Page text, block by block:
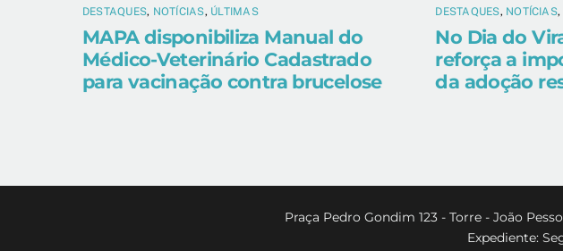
DESTAQUES, NOTÍCIAS, ÚLTIMAS
MAPA disponibiliza Manual do
Médico-Veterinário Cadastrado
para vacinação contra brucelose
DESTAQUES, NOTÍCIAS,
No Dia do
reforça a
da adoção
Praça Pedro Gondim 123 - Torre - João
Expediente: